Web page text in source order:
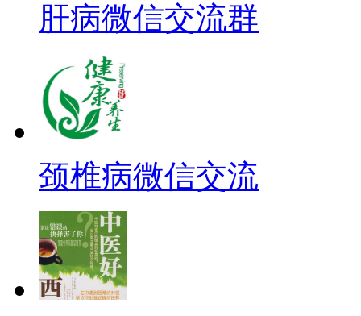
肝病微信交流群
颈椎病微信交流